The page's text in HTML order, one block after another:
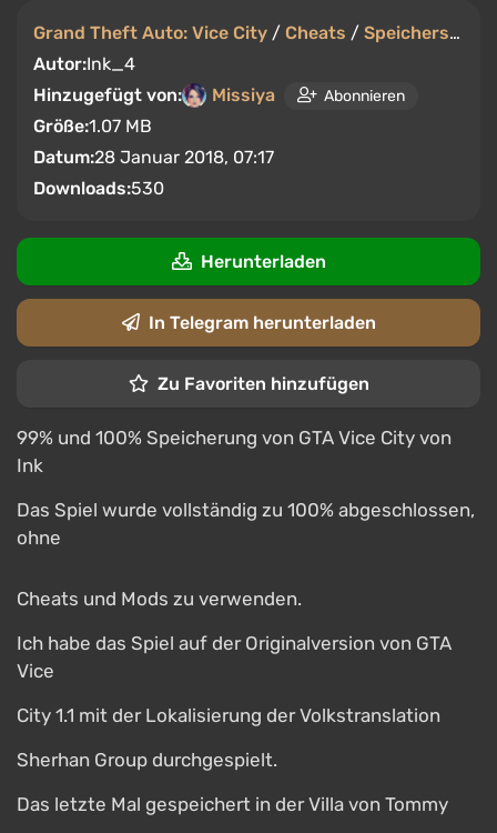
Grand Theft Auto: Vice City / Cheats / Speicherstände
Autor:Ink_4
Hinzugefügt von:
Missiya Abonnieren
Größe:1.07 MB
Datum:28 Januar 2018, 07:17
Downloads:530
Herunterladen
In Telegram herunterladen
Zu Favoriten hinzufügen
99% und 100% Speicherung von GTA Vice City von
Ink
Das Spiel wurde vollständig zu 100% abgeschlossen,
ohne
Cheats und Mods zu verwenden.
Ich habe das Spiel auf der Originalversion von GTA
Vice
City 1.1 mit der Lokalisierung der Volkstranslation
Sherhan Group durchgespielt.
Das letzte Mal gespeichert in der Villa von Tommy